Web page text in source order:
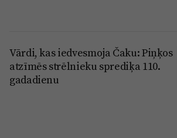
Vārdi, kas iedvesmoja Čaku: Piņķos
atzīmēs strēlnieku sprediķa 110.
gadadienu